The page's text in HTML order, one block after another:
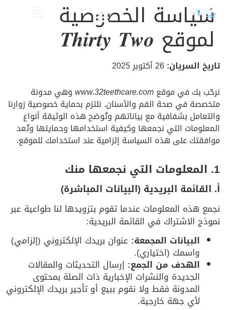
سياسة الخصوصية
لموقع 𝑻𝒉𝒊𝒓𝒕𝒚 𝑻𝒘𝒐
تاريخ السريان:
نرحّب بك في موقعwww.32teethcare.comوهي مدونة
متخصصة في صحة الفم والأسنان. نلتزم بحماية خصوصية زوارنا
والتعامل بشفافية مع بياناتهم وتُوضح هذه الوثيقة أنواع
المعلومات التي نجمعها وكيفية استخدامها وحمايتها وتُعد
موافقتك على هذه السياسة إلزامية عند استخدامك للموقع.
1. المعلومات التي نجمعها منك
أ. القائمة البريدية (البيانات المباشرة)
نجمع هذه المعلومات عندما تقوم بتزويدها لنا طواعية عبر
نموذج الاشتراك في القائمة البريدية:
البيانات المجمعة: عنوان بريدك الإلكتروني (إلزامي)
واسمك (اختياري).
الهدف من الجمع: إرسال التحديثات والمقالات
الجديدة والنشرات الإخبارية ذات الصلة بمحتوى
المدونة فقط ولا نقوم ببيع أو تأجير بريدك الإلكتروني
لأي جهة خارجية.